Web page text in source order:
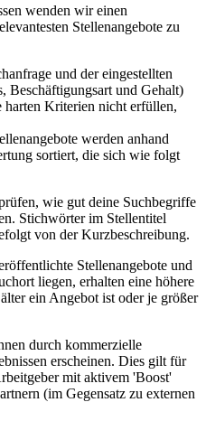
wenden wir einen
Stellenangebote zu
und der eingestellten
Beschäftigungsart und Gehalt)
harten Kriterien nicht erfüllen,
werden anhand
sortiert, die sich wie folgt
wie gut deine Suchbegriffe
Stichwörter im Stellentitel
von der Kurzbeschreibung.
Stellenangebote und
liegen, erhalten eine höhere
ein Angebot ist oder je größer
durch kommerzielle
erscheinen. Dies gilt für
mit aktivem 'Boost'
(im Gegensatz zu externen